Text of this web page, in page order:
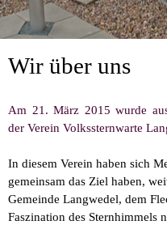
Wir über uns
Am 21. März 2015 wurde
der Verein Volkssternwarte
In diesem Verein haben sich
gemeinsam das Ziel haben,
Gemeinde Langwedel, dem
Faszination des Sternhimmels